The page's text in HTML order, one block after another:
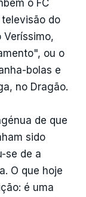
o FC
do
Veríssimo,
ou o
bolas e
no Dragão.
de que
sido
se de a
O que hoje
é uma